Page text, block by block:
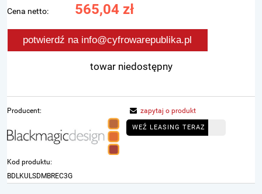
Cena netto: 565,04 zł
potwierdź na info@cyfrowarepublika.pl
towar niedostępny
Producent:
Kod produktu:
BDLKULSDMBREC3G
zapytaj o produkt
WEŹ LEASING TERAZ